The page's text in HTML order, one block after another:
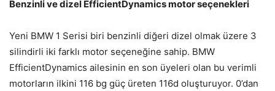
Benzinli ve dizel EfficientDynamics motor seçenekleri
Yeni BMW 1 Serisi biri benzinli diğeri dizel olmak üzere 3
silindirli iki farklı motor seçeneğine sahip. BMW
EfficientDynamics ailesinin en son üyeleri olan bu verimli
motorların ilkini 116 bg güç üreten 116d oluşturuyor. 0’dan